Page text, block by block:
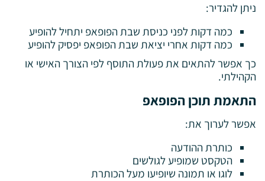
ניתן להגדיר:
כמה דקות לפני כניסת שבת הפופאפ יתחיל להופיע
כמה דקות אחרי יציאת שבת הפופאפ יפסיק להופיע
כך אפשר להתאים את פעולת התוסף לפי הצורך האישי או
הקהילתי.
התאמת תוכן הפופאפ
אפשר לערוך את:
כותרת ההודעה
הטקסט שמופיע לגולשים
לוגו או תמונה שיופיעו מעל הכותרת